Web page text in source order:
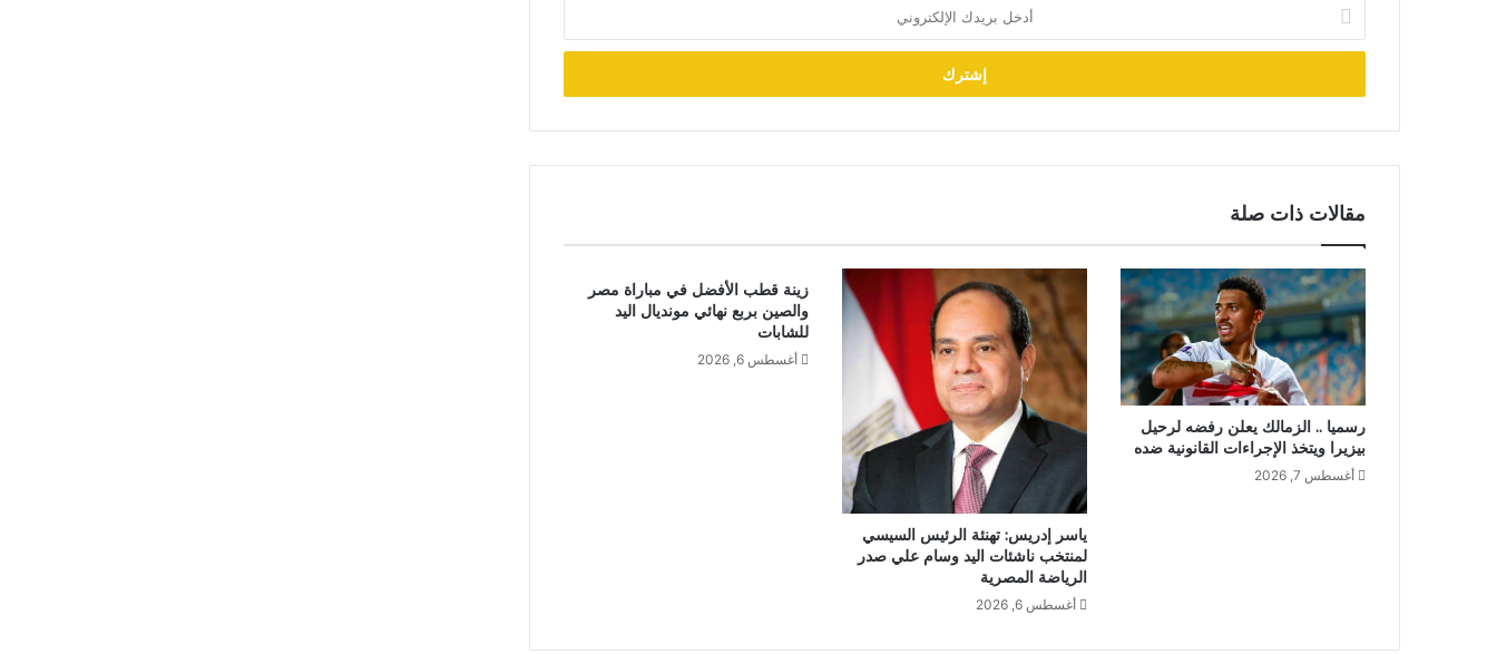
بريدك
الإلكتروني
مقالات ذات صلة
رسميا .. الزمالك يعلن رفضه لرحيل
بيزيرا ويتخذ الإجراءات القانونية ضده
أغسطس 7, 2026
ياسر إدريس: تهنئة الرئيس السيسي
لمنتخب ناشئات اليد وسام علي صدر
الرياضة المصرية
أغسطس 6, 2026
زينة قطب الأفضل في مباراة مصر
والصين بربع نهائي مونديال اليد
للشابات
أغسطس 6, 2026